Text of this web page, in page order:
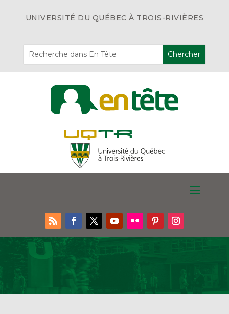
UNIVERSITÉ DU QUÉBEC À TROIS-RIVIÈRES